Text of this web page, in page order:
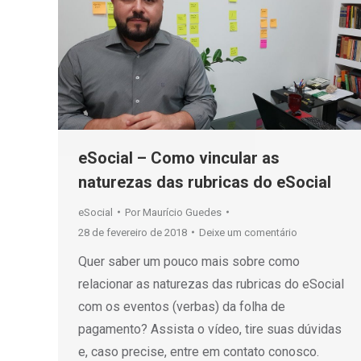
eSocial – Como vincular as
naturezas das rubricas do eSocial
eSocial Por Maurício Guedes
28 de fevereiro de 2018
Deixe um comentário
Quer saber um pouco mais sobre como
relacionar as naturezas das rubricas do eSocial
com os eventos (verbas) da folha de
pagamento? Assista o vídeo, tire suas dúvidas
e, caso precise, entre em contato conosco.